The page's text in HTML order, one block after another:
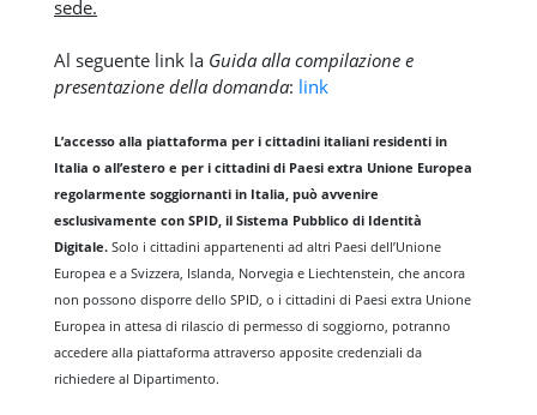
sede.
Al seguente link la Guida alla compilazione e
presentazione della domanda: link
L’accesso alla piattaforma per i cittadini italiani residenti in
Italia o all’estero e per i cittadini di Paesi extra Unione Europea
regolarmente soggiornanti in Italia, può avvenire
esclusivamente con SPID, il Sistema Pubblico di Identità
Digitale. Solo i cittadini appartenenti ad altri Paesi dell’Unione
Europea e a Svizzera, Islanda, Norvegia e Liechtenstein, che ancora
non possono disporre dello SPID, o i cittadini di Paesi extra Unione
Europea in attesa di rilascio di permesso di soggiorno, potranno
accedere alla piattaforma attraverso apposite credenziali da
richiedere al Dipartimento.